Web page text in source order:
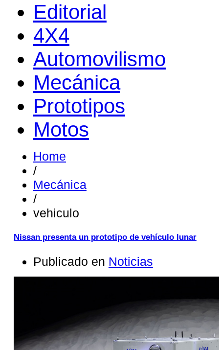
Editorial
4X4
Automovilismo
Mecánica
Prototipos
Motos
Home
/
Mecánica
/
vehiculo
Nissan presenta un prototipo de vehículo lunar
Publicado en Noticias